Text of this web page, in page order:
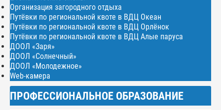
Организация загородного отдыха
Путёвки по региональной квоте в ВДЦ Океан
Путёвки по региональной квоте в ВДЦ Орлёнок
Путёвки по региональной квоте в ВДЦ Алые паруса
ДООЛ «Заря»
ДООЛ «Солнечный»
ДООЛ «Молодежное»
Web-камера
ПРОФЕССИОНАЛЬНОЕ ОБРАЗОВАНИЕ